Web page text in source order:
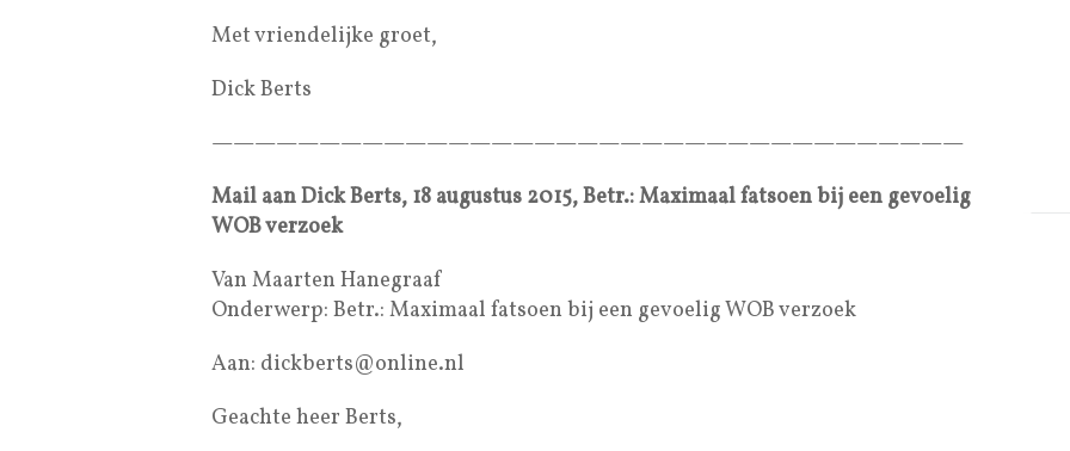
Met vriendelijke groet,
Dick Berts
———————————————————————————————————
Mail aan Dick Berts, 18 augustus 2015, Betr.: Maximaal fatsoen bij een gevoelig
WOB verzoek
Van Maarten Hanegraaf
Onderwerp: Betr.: Maximaal fatsoen bij een gevoelig WOB verzoek
Aan: dickberts@online.nl
Geachte heer Berts,